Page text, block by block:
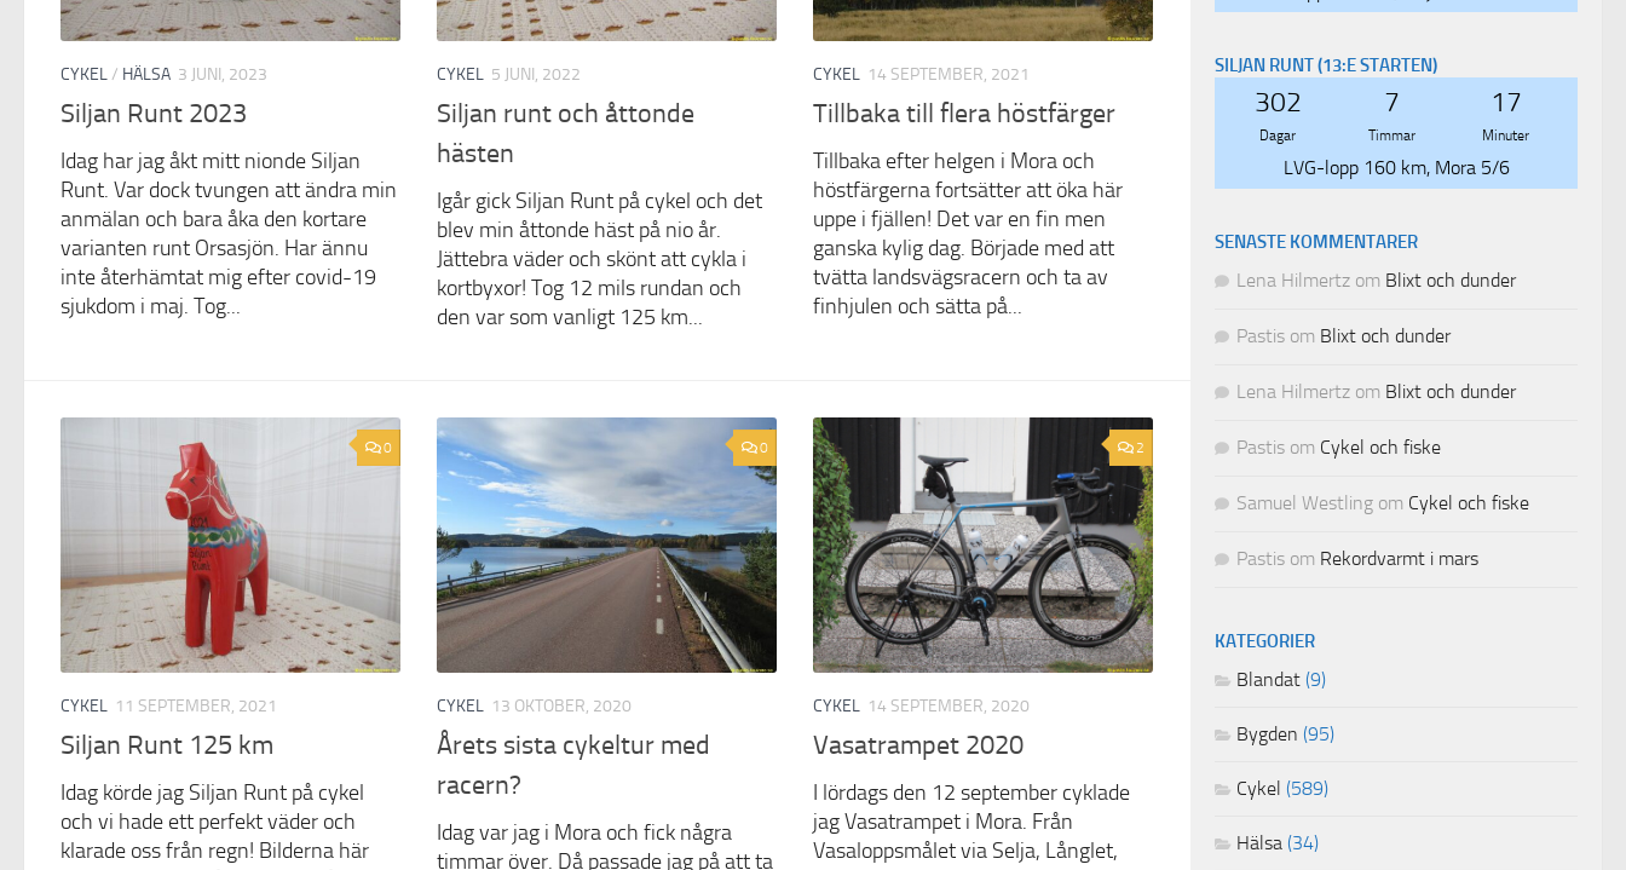
CYKEL/ HÄLSA 3 JUNI, 2023
Siljan Runt 2023
Idag har jag åkt mitt nionde Siljan
Runt. Var dock tvungen att ändra min
anmälan och bara åka den kortare
varianten runt Orsasjön. Har ännu
inte återhämtat mig efter covid-19
sjukdom i maj. Tog...
CYKEL 5 JUNI, 2022
Siljan runt och åttonde
hästen
Igår gick Siljan Runt på cykel och det
blev min åttonde häst på nio år.
Jättebra väder och skönt att cykla i
kortbyxor! Tog 12 mils rundan och
den var som vanligt 125 km...
CYKEL 14 SEPTEMBER, 2021
Tillbaka till flera höstfärger
Tillbaka efter helgen i Mora och
höstfärgerna fortsätter att öka här
uppe i fjällen! Det var en fin men
ganska kylig dag. Började med att
tvätta landsvägsracern och ta av
finhjulen och sätta på...
0
CYKEL 11 SEPTEMBER, 2021
Siljan Runt 125 km
Idag körde jag Siljan Runt på cykel
och vi hade ett perfekt väder och
klarade oss från regn! Bilderna här
0
CYKEL 13 OKTOBER, 2020
Årets sista cykeltur med
racern?
Idag var jag i Mora och fick några
timmar över. Då passade jag på att ta
2
CYKEL 14 SEPTEMBER, 2020
Vasatrampet 2020
I lördags den 12 september cyklade
jag Vasatrampet i Mora. Från
Vasaloppsmålet via Selja, Långlet,
SILJAN RUNT (13:E STARTEN)
302
Dagar
7
Timmar
17
Minuter
LVG-lopp 160 km, Mora 5/6
SENASTE KOMMENTARER
Lena Hilmertz om Blixt och dunder
Pastis om Blixt och dunder
Lena Hilmertz om Blixt och dunder
Pastis om Cykel och fiske
Samuel Westling om Cykel och fiske
Pastis om Rekordvarmt i mars
KATEGORIER
Blandat (9)
Bygden (95)
Cykel (589)
Hälsa (34)